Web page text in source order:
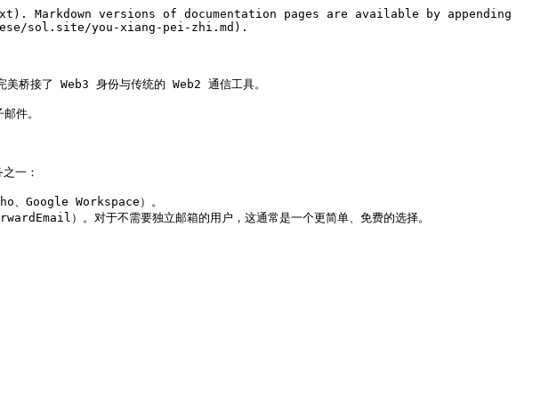
versions of documentation pages are available by appending
sol.site/you-xiang-pei-zhi.md).
桥接了 Web3 身份与传统的 Web2 通信工具。
件。
一：
Google Workspace）。
）。对于不需要独立邮箱的用户，这通常是一个更简单、免费的选择。